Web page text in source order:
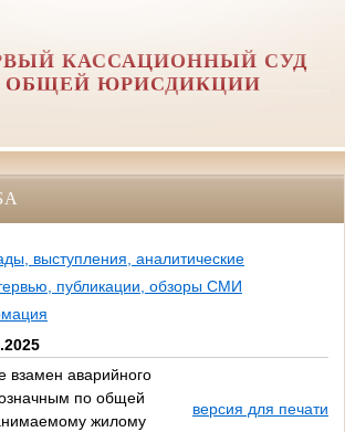
КАССАЦИОННЫЙ СУД
ОБЩЕЙ ЮРИСДИКЦИИ
выступления, аналитические
публикации, обзоры СМИ
аварийного
по общей
жилому
версия для печати